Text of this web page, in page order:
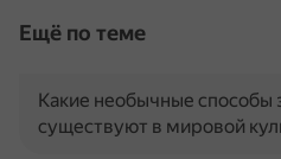
Ещё по теме
Какие необычные способы
существуют в мировой